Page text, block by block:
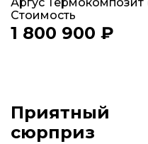
Стоимость
1 800 900 ₽
Приятный
сюрприз